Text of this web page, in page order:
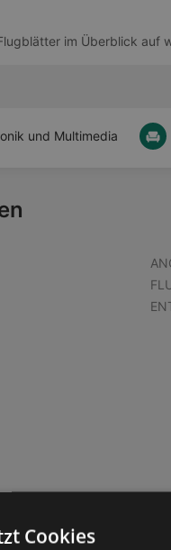
im Überblick auf
und Multimedia
Cookies